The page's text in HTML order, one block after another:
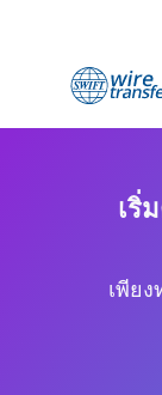
เริ่
เพีย